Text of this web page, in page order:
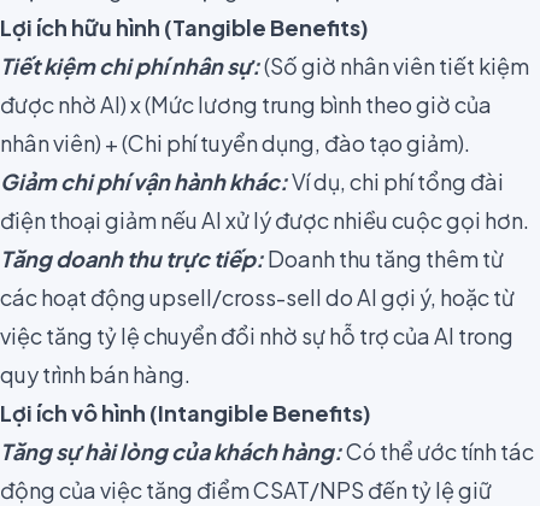
Lợi ích hữu hình (Tangible Benefits)
Tiết kiệm chi phí nhân sự:(Số giờ nhân viên tiết kiệm
được nhờ AI) x (Mức lương trung bình theo giờ của
nhân viên) + (Chi phí tuyển dụng, đào tạo giảm).
Giảm chi phí vận hành khác:Ví dụ, chi phí tổng đài
điện thoại giảm nếu AI xử lý được nhiều cuộc gọi hơn.
Tăng doanh thu trực tiếp:Doanh thu tăng thêm từ
các hoạt động upsell/cross-sell do AI gợi ý, hoặc từ
việc tăng tỷ lệ chuyển đổi nhờ sự hỗ trợ của AI trong
quy trình bán hàng.
Lợi ích vô hình (Intangible Benefits)
Tăng sự hài lòng của khách hàng:Có thể ước tính tác
động của việc tăng điểm CSAT/NPS đến tỷ lệ giữ